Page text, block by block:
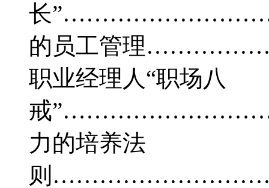
长
的员工管理
职业经理人“职场八
戒
力的培养法
则